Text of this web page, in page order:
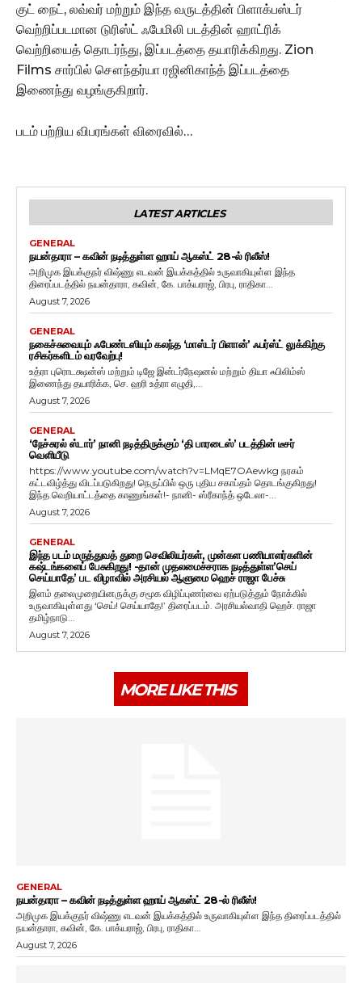
குட் நைட், லவ்வர் மற்றும் இந்த வருடத்தின் பிளாக்பஸ்டர்
வெற்றிப்படமான டுரிஸ்ட் ஃபேமிலி படத்தின் ஹாட்ரிக்
வெற்றியைத் தொடர்ந்து, இப்படத்தை தயாரிக்கிறது. Zion
Films சார்பில் சௌந்தர்யா ரஜினிகாந்த் இப்படத்தை
இணைந்து வழங்குகிறார்.
படம் பற்றிய விபரங்கள் விரைவில்…
LATEST ARTICLES
GENERAL
நயன்தாரா – கவின் நடித்துள்ள ஹாய் ஆகஸ்ட் 28-ல் ரிலீஸ்!
அறிமுக இயக்குநர் விஷ்ணு எடவன் இயக்கத்தில் உருவாகியுள்ள இந்த
திரைப்படத்தில் நயன்தாரா, கவின், கே. பாக்யராஜ், பிரபு, ராதிகா...
August 7, 2026
GENERAL
நகைச்சுவையும் ஃபேண்டஸியும் கலந்த ‘மாஸ்டர் பிளான்’ ஃபர்ஸ்ட் லுக்கிற்கு
ரசிகர்களிடம் வரவேற்பு!
உத்ரா புரொடக்ஷன்ஸ் மற்றும் டிஜே இன்டர்நேஷனல் மற்றும் தியா ஃபிலிம்ஸ்
இணைந்து தயாரிக்க, செ. ஹரி உத்ரா எழுதி,...
August 7, 2026
GENERAL
‘நேச்சுரல் ஸ்டார்’ நானி நடித்திருக்கும் ‘தி பாரடைஸ்’ படத்தின் டீசர்
வெளியீடு
https://www.youtube.com/watch?v=LMqE7OAewkg நரகம்
கட்டவிழ்த்து விடப்படுகிறது! நெருப்பில் ஒரு புதிய சகாப்தம் தொடங்குகிறது!
இந்த வெறியாட்டத்தை காணுங்கள்!- நானி- ஸ்ரீகாந்த் ஒடேலா-...
August 7, 2026
GENERAL
இந்த படம் மருத்துவத் துறை செவிலியர்கள், முன்கள பணியாளர்களின்
கஷ்டங்களைப் பேசுகிறது! -தான் முதலமைச்சராக நடித்துள்ள’செய்
செய்யாதே’ பட விழாவில் அரசியல் ஆளுமை ஹெச் ராஜா பேச்சு
இளம் தலைமுறையினருக்கு சமூக விழிப்புணர்வை ஏற்படுத்தும் நோக்கில்
உருவாகியுள்ளது ‘செய்! செய்யாதே!’ திரைப்படம். அரசியல்வாதி ஹெச். ராஜா
தமிழ்நாடு...
August 7, 2026
MORE LIKE THIS
GENERAL
நயன்தாரா – கவின் நடித்துள்ள ஹாய் ஆகஸ்ட் 28-ல் ரிலீஸ்!
அறிமுக இயக்குநர் விஷ்ணு எடவன் இயக்கத்தில் உருவாகியுள்ள இந்த திரைப்படத்தில்
நயன்தாரா, கவின், கே. பாக்யராஜ், பிரபு, ராதிகா...
August 7, 2026